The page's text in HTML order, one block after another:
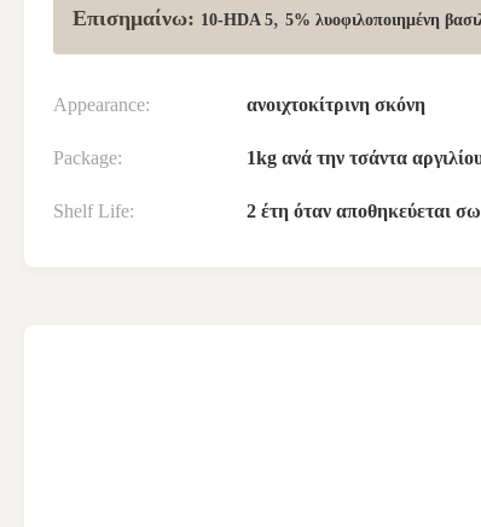
Επισημαίνω: 10-HDA 5, 5% λυοφιλοποιημένη
Appearance: ανοιχτοκίτρινη σκόνη
Package: 1kg ανά την τσάντα
Shelf Life: 2 έτη όταν αποθηκεύεται